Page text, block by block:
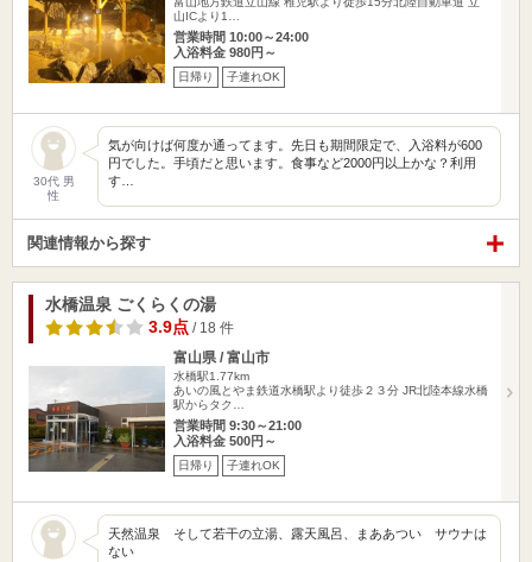
山ICより1…
営業時間 10:00～24:00
入浴料金 980円～
日帰り 子連れOK
30代 男
性
気が向けば何度か通ってます。先日も期間限定で、入浴料が600
円でした。手頃だと思います。食事など2000円以上かな？利用
す…
関連情報から探す
水橋温泉 ごくらくの湯
3.9点 / 18 件
富山県 / 富山市
水橋駅1.77km
あいの風とやま鉄道水橋駅より徒歩２３分 JR北陸本線水橋
駅からタク…
営業時間 9:30～21:00
入浴料金 500円～
日帰り 子連れOK
天然温泉 そして若干の立湯、露天風呂、まああつい サウナは
ない